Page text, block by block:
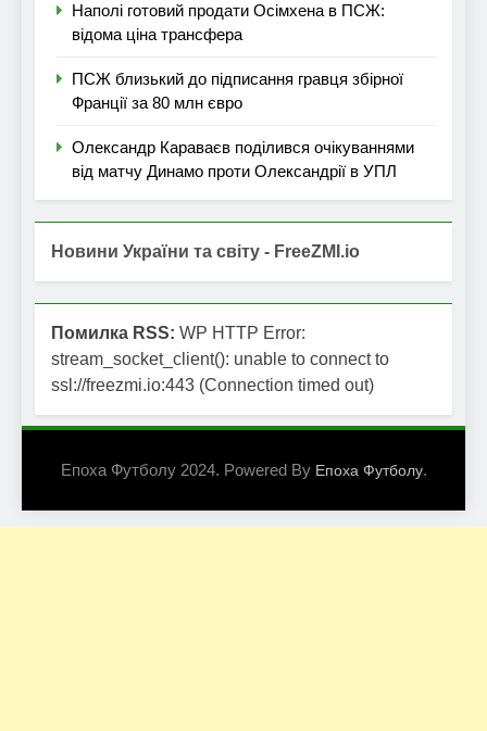
Наполі готовий продати Осімхена в ПСЖ:
відома ціна трансфера
ПСЖ близький до підписання гравця збірної
Франції за 80 млн євро
Олександр Караваєв поділився очікуваннями
від матчу Динамо проти Олександрії в УПЛ
Новини України та світу - FreeZMI.io
Помилка RSS: WP HTTP Error:
stream_socket_client(): unable to connect to
ssl://freezmi.io:443 (Connection timed out)
Епоха Футболу 2024. Powered By Епоха Футболу.